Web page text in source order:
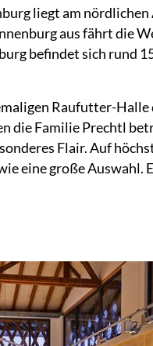
liegt am
aus fährt die
befindet sich rund
Raufutter-
die Familie Prechtl
Flair. Auf
eine große Auswahl.